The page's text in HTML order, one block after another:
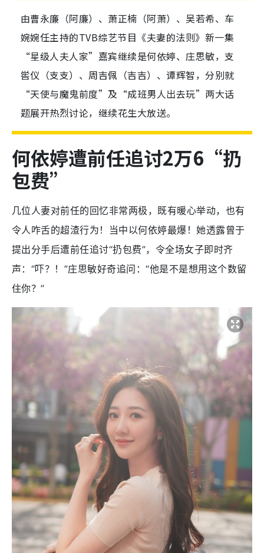
由曹永廉（阿廉）、萧正楠（阿萧）、吴若希、车
婉婉任主持的TVB综艺节目《夫妻的法则》新一集
“星级人夫人家”嘉宾继续是何依婷、庄思敏，支
喾仪（支支）、周吉佩（吉吉）、谭辉智，分别就
“天使与魔鬼前度”及“成班男人出去玩”两大话
题展开热烈讨论，继续花生大放送。
何依婷遭前任追讨2万6 “扔
包费”
几位人妻对前任的回忆非常两极，既有暖心举动，也有
令人咋舌的超渣行为！当中以何依婷最爆！她透露曾于
提出分手后遭前任追讨“扔包费”，令全场女子即时齐
声：“吓？！”庄思敏好奇追问：“他是不是想用这个数留
住你？”